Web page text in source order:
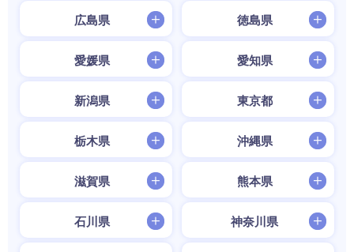
広島県 徳島県
愛媛県 愛知県
新潟県 東京都
栃木県 沖縄県
滋賀県 熊本県
石川県 神奈川県